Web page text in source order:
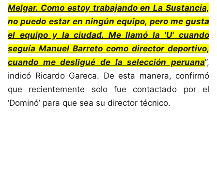
Melgar. Como estoy trabajando en La Sustancia,
no puedo estar en ningún equipo, pero me gusta
el equipo y la ciudad. Me llamó la 'U' cuando
seguía Manuel Barreto como director deportivo,
cuando me desligué de la selección peruana”,
indicó Ricardo Gareca. De esta manera, confirmó
que recientemente solo fue contactado por el
‘Dominó’ para que sea su director técnico.